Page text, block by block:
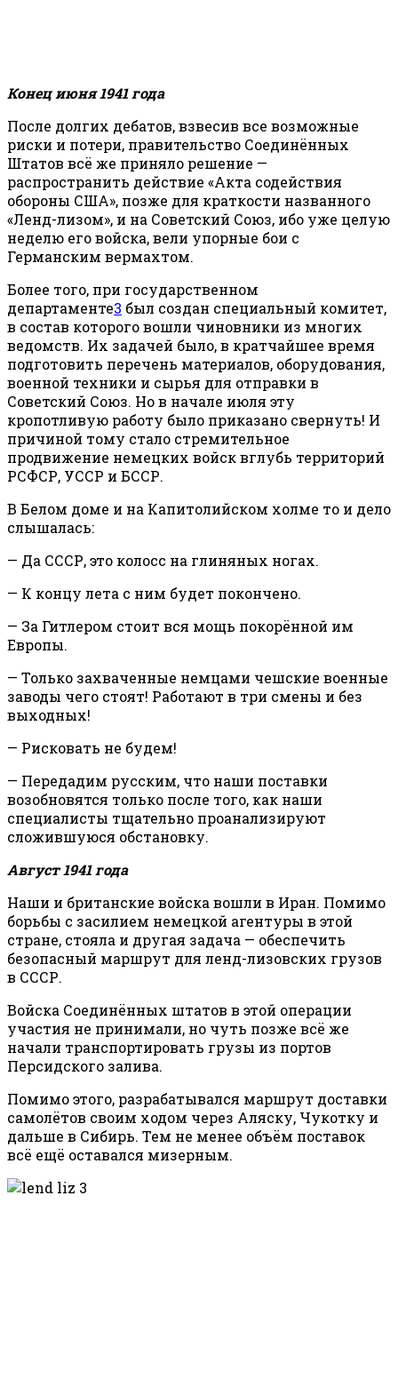
Конец июня 1941 года
После долгих дебатов, взвесив все возможные
риски и потери, правительство Соединённых
Штатов всё же приняло решение —
распространить действие «Акта содействия
обороны США», позже для краткости названного
«Ленд-лизом», и на Советский Союз, ибо уже целую
неделю его войска, вели упорные бои с
Германским вермахтом.
Более того, при государственном
департаменте3 был создан специальный комитет,
в состав которого вошли чиновники из многих
ведомств. Их задачей было, в кратчайшее время
подготовить перечень материалов, оборудования,
военной техники и сырья для отправки в
Советский Союз. Но в начале июля эту
кропотливую работу было приказано свернуть! И
причиной тому стало стремительное
продвижение немецких войск вглубь территорий
РСФСР, УССР и БССР.
В Белом доме и на Капитолийском холме то и дело
слышалась:
— Да СССР, это колосс на глиняных ногах.
— К концу лета с ним будет покончено.
— За Гитлером стоит вся мощь покорённой им
Европы.
— Только захваченные немцами чешские военные
заводы чего стоят! Работают в три смены и без
выходных!
— Рисковать не будем!
— Передадим русским, что наши поставки
возобновятся только после того, как наши
специалисты тщательно проанализируют
сложившуюся обстановку.
Август 1941 года
Наши и британские войска вошли в Иран. Помимо
борьбы с засилием немецкой агентуры в этой
стране, стояла и другая задача — обеспечить
безопасный маршрут для ленд-лизовских грузов
в СССР.
Войска Соединённых штатов в этой операции
участия не принимали, но чуть позже всё же
начали транспортировать грузы из портов
Персидского залива.
Помимо этого, разрабатывался маршрут доставки
самолётов своим ходом через Аляску, Чукотку и
дальше в Сибирь. Тем не менее объём поставок
всё ещё оставался мизерным.